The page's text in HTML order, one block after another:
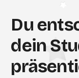
Du
dein